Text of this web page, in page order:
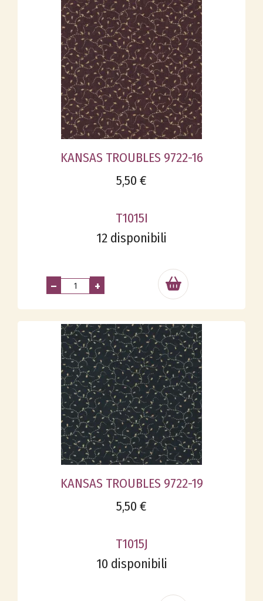
KANSAS TROUBLES 9722-16
5,50 €
T1015I
12 disponibili
– +
KANSAS TROUBLES 9722-19
5,50 €
T1015J
10 disponibili